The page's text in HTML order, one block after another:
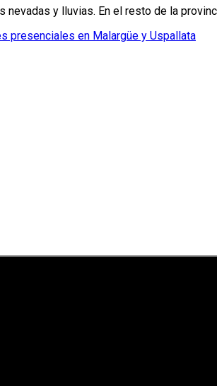
nevadas y lluvias. En el resto de la
presenciales en Malargüe y Uspallata